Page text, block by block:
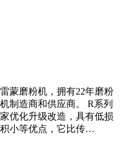
蒙磨粉机，拥有22年磨粉
制造商和供应商。 R系列
优化升级改造，具有低损
小等优点，它比传…